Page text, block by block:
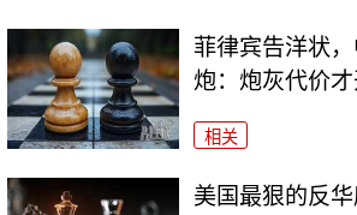
菲律宾告洋状
炮：炮灰代价
相关
美国最狠的反